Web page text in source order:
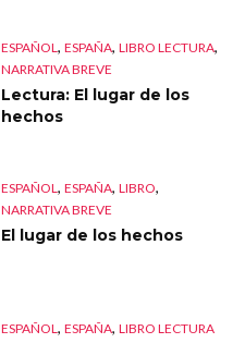
ESPAÑOL, ESPAÑA, LIBRO LECTURA,
NARRATIVA BREVE
Lectura: El lugar de los
hechos
ESPAÑOL, ESPAÑA, LIBRO,
NARRATIVA BREVE
El lugar de los hechos
ESPAÑOL, ESPAÑA, LIBRO LECTURA